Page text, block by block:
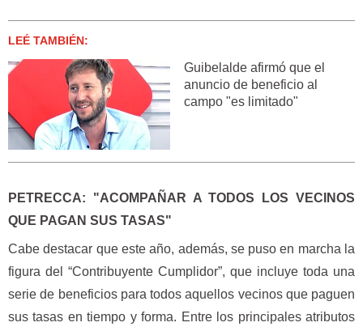
LEÉ TAMBIÉN:
Guibelalde afirmó que el
anuncio de beneficio al
campo "es limitado"
PETRECCA: "ACOMPAÑAR A TODOS LOS VECINOS
QUE PAGAN SUS TASAS"
Cabe destacar que este año, además, se puso en marcha la
figura del “Contribuyente Cumplidor”, que incluye toda una
serie de beneficios para todos aquellos vecinos que paguen
sus tasas en tiempo y forma. Entre los principales atributos